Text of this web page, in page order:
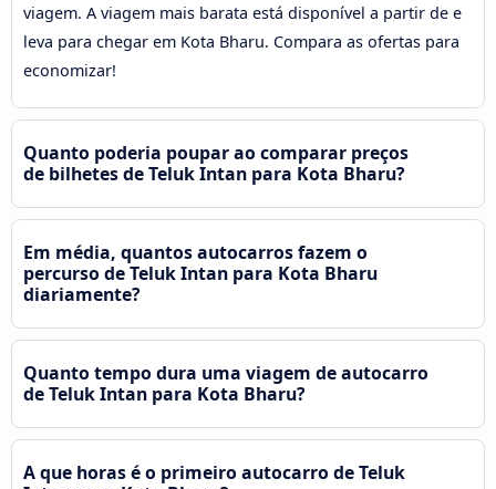
viagem. A viagem mais barata está disponível a partir de e
leva para chegar em Kota Bharu. Compara as ofertas para
economizar!
Quanto poderia poupar ao comparar preços
de bilhetes de Teluk Intan para Kota Bharu?
Em média, quantos autocarros fazem o
percurso de Teluk Intan para Kota Bharu
diariamente?
Quanto tempo dura uma viagem de autocarro
de Teluk Intan para Kota Bharu?
A que horas é o primeiro autocarro de Teluk